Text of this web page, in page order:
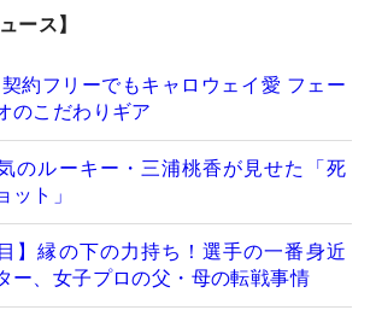
ース】
契約フリーでもキャロウェイ愛 フェー
のこだわりギア
のルーキー・三浦桃香が見せた「死
ット」
目】縁の下の力持ち！選手の一番身近
ー、女子プロの父・母の転戦事情